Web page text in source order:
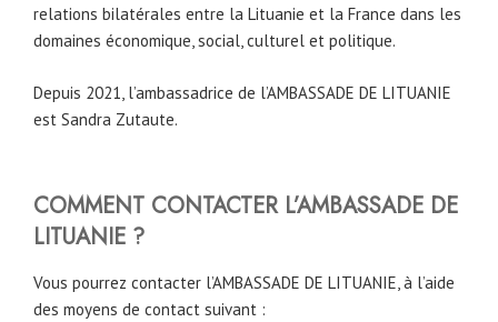
relations bilatérales entre la Lituanie et la France dans les
domaines économique, social, culturel et politique.
Depuis 2021, l’ambassadrice de l’AMBASSADE DE LITUANIE
est Sandra Zutaute.
COMMENT CONTACTER L’AMBASSADE DE
LITUANIE ?
Vous pourrez contacter l’AMBASSADE DE LITUANIE, à l’aide
des moyens de contact suivant :